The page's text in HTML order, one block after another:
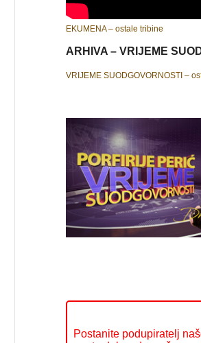
EKUMENA – ostale tribine
ARHIVA – VRIJEME
VRIJEME SUODGOVORNOSTI –
Postanite podupiratelj